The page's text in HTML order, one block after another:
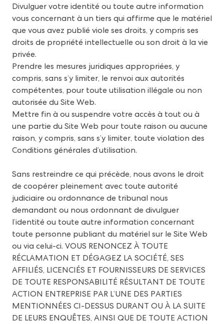
Divulguer votre identité ou toute autre information
vous concernant à un tiers qui affirme que le matériel
que vous avez publié viole ses droits, y compris ses
droits de propriété intellectuelle ou son droit à la vie
privée.
Prendre les mesures juridiques appropriées, y
compris, sans s’y limiter, le renvoi aux autorités
compétentes, pour toute utilisation illégale ou non
autorisée du Site Web.
Mettre fin à ou suspendre votre accès à tout ou à
une partie du Site Web pour toute raison ou aucune
raison, y compris, sans s’y limiter, toute violation des
Conditions générales d’utilisation.
Sans restreindre ce qui précède, nous avons le droit
de coopérer pleinement avec toute autorité
judiciaire ou ordonnance de tribunal nous
demandant ou nous ordonnant de divulguer
l’identité ou toute autre information concernant
toute personne publiant du matériel sur le Site Web
ou via celui-ci. VOUS RENONCEZ À TOUTE
RÉCLAMATION ET DÉGAGEZ LA SOCIÉTÉ, SES
AFFILIÉS, LICENCIÉS ET FOURNISSEURS DE SERVICES
DE TOUTE RESPONSABILITÉ RÉSULTANT DE TOUTE
ACTION ENTREPRISE PAR L’UNE DES PARTIES
MENTIONNÉES CI-DESSUS DURANT OU À LA SUITE
DE LEURS ENQUÊTES, AINSI QUE DE TOUTE ACTION